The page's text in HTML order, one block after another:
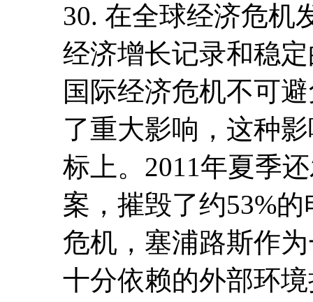
30. 在全球经济危机
经济增长记录和稳
国际经济危机不可
了重大影响，这种
标上。2011年夏季
案，摧毁了约53%
危机，塞浦路斯作
十分依赖的外部环